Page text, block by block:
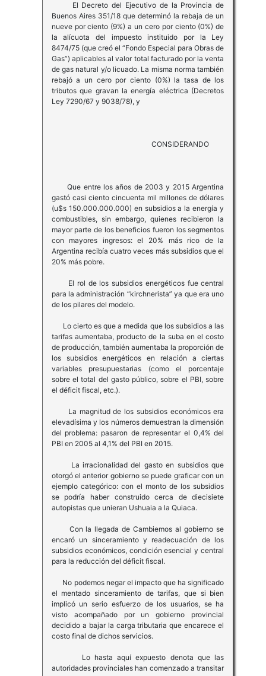
El Decreto del Ejecutivo de la Provincia de
Buenos Aires 351/18 que determinó la rebaja de un
nueve por ciento (9%) a un cero por ciento (0%) de
la alícuota del impuesto instituido por la Ley
8474/75 (que creó el “Fondo Especial para Obras de
Gas”) aplicables al valor total facturado por la venta
de gas natural y/o licuado. La misma norma también
rebajó a un cero por ciento (0%) la tasa de los
tributos que gravan la energía eléctrica (Decretos
Ley 7290/67 y 9038/78), y
CONSIDERANDO
Que entre los años de 2003 y 2015 Argentina
gastó casi ciento cincuenta mil millones de dólares
(u$s 150.000.000.000) en subsidios a la energía y
combustibles, sin embargo, quienes recibieron la
mayor parte de los beneficios fueron los segmentos
con mayores ingresos: el 20% más rico de la
Argentina recibía cuatro veces más subsidios que el
20% más pobre.
El rol de los subsidios energéticos fue central
para la administración “kirchnerista” ya que era uno
de los pilares del modelo.
Lo cierto es que a medida que los subsidios a las
tarifas aumentaba, producto de la suba en el costo
de producción, también aumentaba la proporción de
los subsidios energéticos en relación a ciertas
variables presupuestarias (como el porcentaje
sobre el total del gasto público, sobre el PBI, sobre
el déficit fiscal, etc.).
La magnitud de los subsidios económicos era
elevadísima y los números demuestran la dimensión
del problema: pasaron de representar el 0,4% del
PBI en 2005 al 4,1% del PBI en 2015.
La irracionalidad del gasto en subsidios que
otorgó el anterior gobierno se puede graficar con un
ejemplo categórico: con el monto de los subsidios
se podría haber construido cerca de diecisiete
autopistas que unieran Ushuaia a la Quiaca.
Con la llegada de Cambiemos al gobierno se
encaró un sinceramiento y readecuación de los
subsidios económicos, condición esencial y central
para la reducción del déficit fiscal.
No podemos negar el impacto que ha significado
el mentado sinceramiento de tarifas, que si bien
implicó un serio esfuerzo de los usuarios, se ha
visto acompañado por un gobierno provincial
decidido a bajar la carga tributaria que encarece el
costo final de dichos servicios.
Lo hasta aquí expuesto denota que las
autoridades provinciales han comenzado a transitar